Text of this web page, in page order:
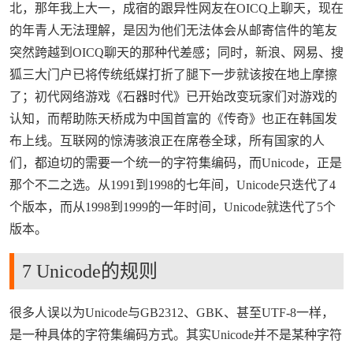
北，那年我上大一，成宿的跟异性网友在OICQ上聊天，现在
的年青人无法理解，是因为他们无法体会从邮寄信件的笔友
突然跨越到OICQ聊天的那种代差感；同时，新浪、网易、搜
狐三大门户已将传统纸媒打折了腿下一步就该按在地上摩擦
了；初代网络游戏《石器时代》已开始改变玩家们对游戏的
认知，而帮助陈天桥成为中国首富的《传奇》也正在韩国发
布上线。互联网的惊涛骇浪正在席卷全球，所有国家的人
们，都迫切的需要一个统一的字符集编码，而Unicode，正是
那个不二之选。从1991到1998的七年间，Unicode只迭代了4
个版本，而从1998到1999的一年时间，Unicode就迭代了5个
版本。
7 Unicode的规则
很多人误以为Unicode与GB2312、GBK、甚至UTF-8一样，
是一种具体的字符集编码方式。其实Unicode并不是某种字符